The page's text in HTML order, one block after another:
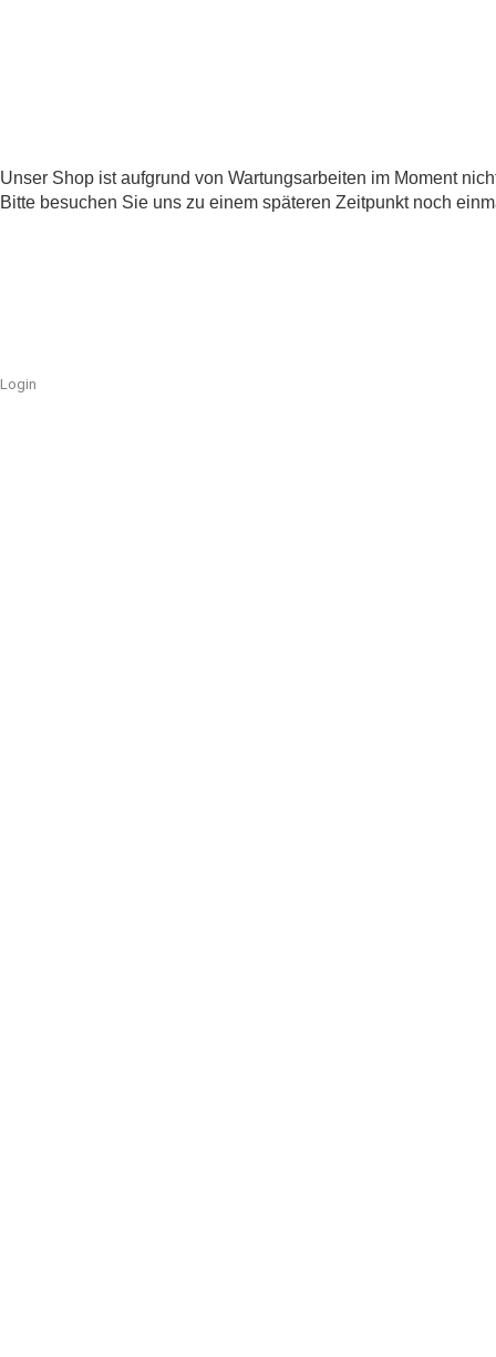
Unser Shop ist aufgrund von Wartungsarbeiten im Moment
Bitte besuchen Sie uns zu einem späteren Zeitpunkt noch
Login